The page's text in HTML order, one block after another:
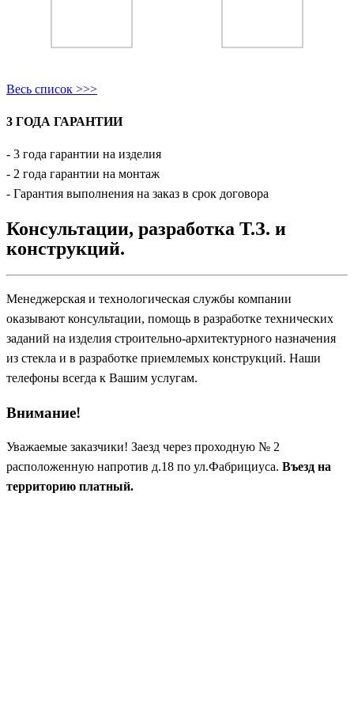
Весь список >>>
3 ГОДА ГАРАНТИИ
- 3 года гарантии на изделия
- 2 года гарантии на монтаж
- Гарантия выполнения на заказ в срок договора
Консультации, разработка Т.З. и
конструкций.
Менеджерская и технологическая службы компании
оказывают консультации, помощь в разработке технических
заданий на изделия строительно-архитектурного назначения
из стекла и в разработке приемлемых конструкций. Наши
телефоны всегда к Вашим услугам.
Внимание!
Уважаемые заказчики! Заезд через проходную № 2
расположенную напротив д.18 по ул.Фабрициуса. Въезд на
территорию платный.